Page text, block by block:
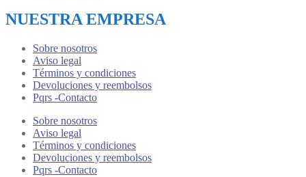
NUESTRA EMPRESA
Sobre nosotros
Aviso legal
Términos y condiciones
Devoluciones y reembolsos
Pqrs -Contacto
Sobre nosotros
Aviso legal
Términos y condiciones
Devoluciones y reembolsos
Pqrs -Contacto